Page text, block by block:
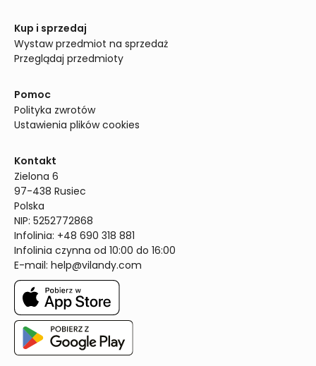
Kup i sprzedaj
Wystaw przedmiot na sprzedaż
Przeglądaj przedmioty
Pomoc
Polityka zwrotów
Ustawienia plików cookies
Kontakt
Zielona 6
97-438 Rusiec
Polska
NIP: 5252772868
Infolinia: +48 690 318 881
Infolinia czynna od 10:00 do 16:00
E-mail: help@vilandy.com